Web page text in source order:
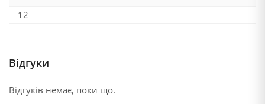
12
Відгуки
Відгуків немає, поки що.